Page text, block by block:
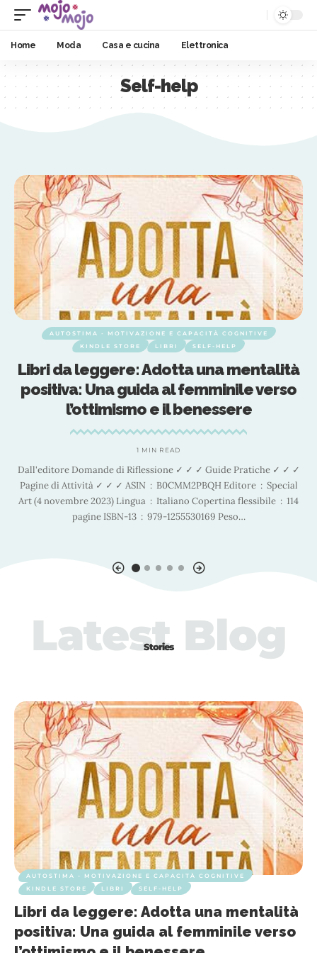
Home Moda Casa e cucina Elettronica
Self-help
AUTOSTIMA - MOTIVAZIONE E CAPACITÀ COGNITIVE
KINDLE STORE
LIBRI SELF-HELP
Libri da leggere: Adotta una mentalità
positiva: Una guida al femminile verso
l’ottimismo e il benessere
1 MIN READ
Dall'editore Domande di Riflessione ✓ ✓ ✓ Guide Pratiche ✓ ✓ ✓
Pagine di Attività ✓ ✓ ✓ ASIN ‏ : ‎ B0CMM2PBQH Editore ‏ : ‎ Special
Art (4 novembre 2023) Lingua ‏ : ‎ Italiano Copertina flessibile ‏ : ‎ 114
pagine ISBN-13 ‏ : ‎ 979-1255530169 Peso…
Stories
Latest Blog
AUTOSTIMA - MOTIVAZIONE E CAPACITÀ COGNITIVE
KINDLE STORE
LIBRI SELF-HELP
Libri da leggere: Adotta una mentalità
positiva: Una guida al femminile verso